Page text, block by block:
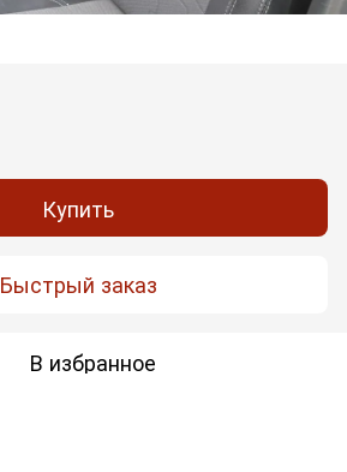
Купить
Быстрый заказ
В избранное